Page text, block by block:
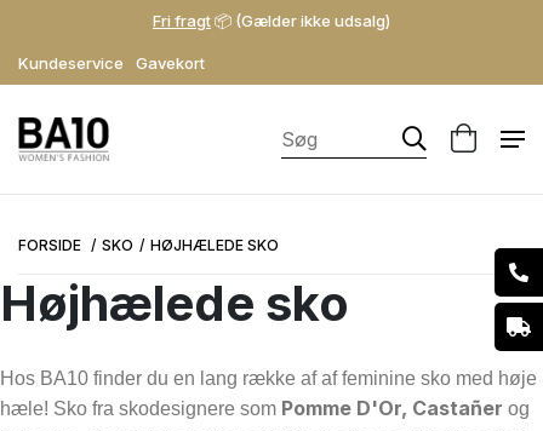
Kundeservice Gavekort
Fri fragt📦 (Gælder ikke udsalg)
FORSIDE SKO HØJHÆLEDE SKO
Kategori
Højhælede sko
Hos BA10 finder du en lang række af af feminine sko med høje
hæle! Sko fra skodesignere som Pomme D'Or, Castañer og